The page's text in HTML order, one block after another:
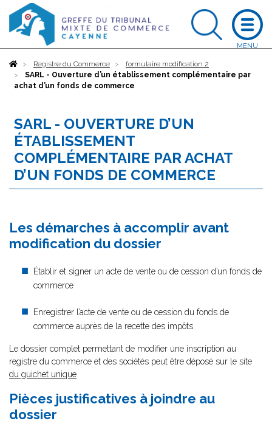
AccueilRegistre du Commerce
formulaire modification 2
SARL - Ouverture d’un établissement complémentaire par
achat d’un fonds de commerce
SARL - OUVERTURE D’UN
ÉTABLISSEMENT
COMPLÉMENTAIRE PAR ACHAT
D’UN FONDS DE COMMERCE
Les démarches à accomplir avant
modification du dossier
Établir et signer un acte de vente ou de cession d’un fonds de
commerce
Enregistrer l’acte de vente ou de cession du fonds de
commerce auprès de la recette des impôts
Le dossier complet permettant de modifier une inscription au
registre du commerce et des sociétés peut être déposé sur le site
du guichet unique
Pièces justificatives à joindre au
dossier